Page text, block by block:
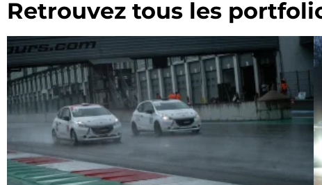
Retrouvez tous les